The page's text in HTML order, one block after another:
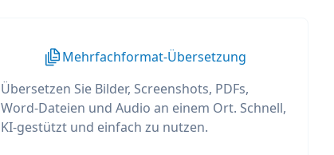
Mehrfachformat-Übersetzung
Übersetzen Sie Bilder, Screenshots, PDFs,
Word-Dateien und Audio an einem Ort. Schnell,
KI-gestützt und einfach zu nutzen.